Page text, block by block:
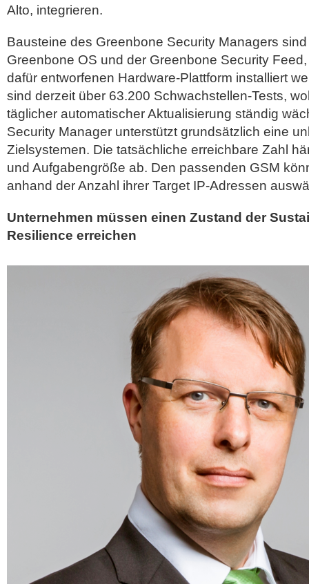
Alto, integrieren.
Bausteine des Greenbone Security Managers
Greenbone OS und der Greenbone Security
dafür entworfenen Hardware-Plattform installiert
sind derzeit über 63.200 Schwachstellen-Tests,
täglicher automatischer Aktualisierung ständig
Security Manager unterstützt grundsätzlich eine
Zielsystemen. Die tatsächliche erreichbare Zahl
und Aufgabengröße ab. Den passenden GSM
anhand der Anzahl ihrer Target IP-Adressen
Unternehmen müssen einen Zustand der
Resilience erreichen